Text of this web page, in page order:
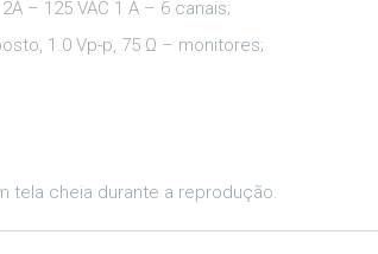
– 125 VAC 1 A – 6 canais;
1.0 Vp-p, 75 Ω – monitores;
tela cheia durante a reprodução.